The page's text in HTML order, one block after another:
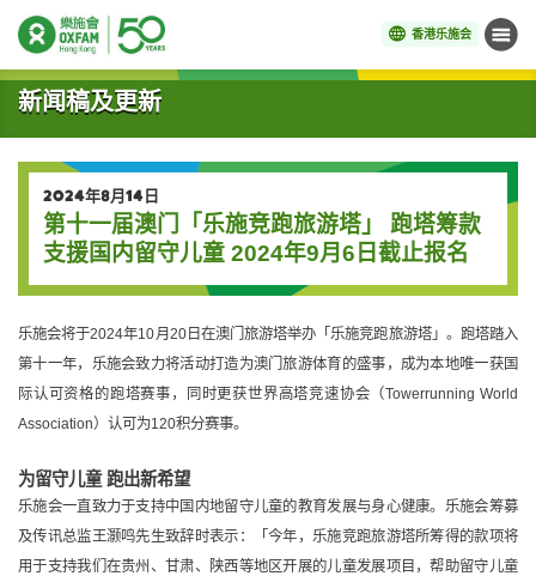
香港乐施会 菜单
开始主要内容
新闻稿及更新
2024年8月14日
第十一届澳门「乐施竞跑旅游塔」 跑塔筹款
支援国内留守儿童 2024年9月6日截止报名
乐施会将于2024年10月20日在澳门旅游塔举办「乐施竞跑旅游塔」。跑塔踏入
第十一年，乐施会致力将活动打造为澳门旅游体育的盛事，成为本地唯一获国
际认可资格的跑塔赛事，同时更获世界高塔竞速协会（Towerrunning World
Association）认可为120积分赛事。
为留守儿童 跑出新希望
乐施会一直致力于支持中国内地留守儿童的教育发展与身心健康。乐施会筹募
及传讯总监王灏鸣先生致辞时表示 ：
「今年，乐施竞跑旅游塔所筹得的款项将
用于支持我们在贵州、甘肃、陕西等地区开展的儿童发展项目，帮助留守儿童